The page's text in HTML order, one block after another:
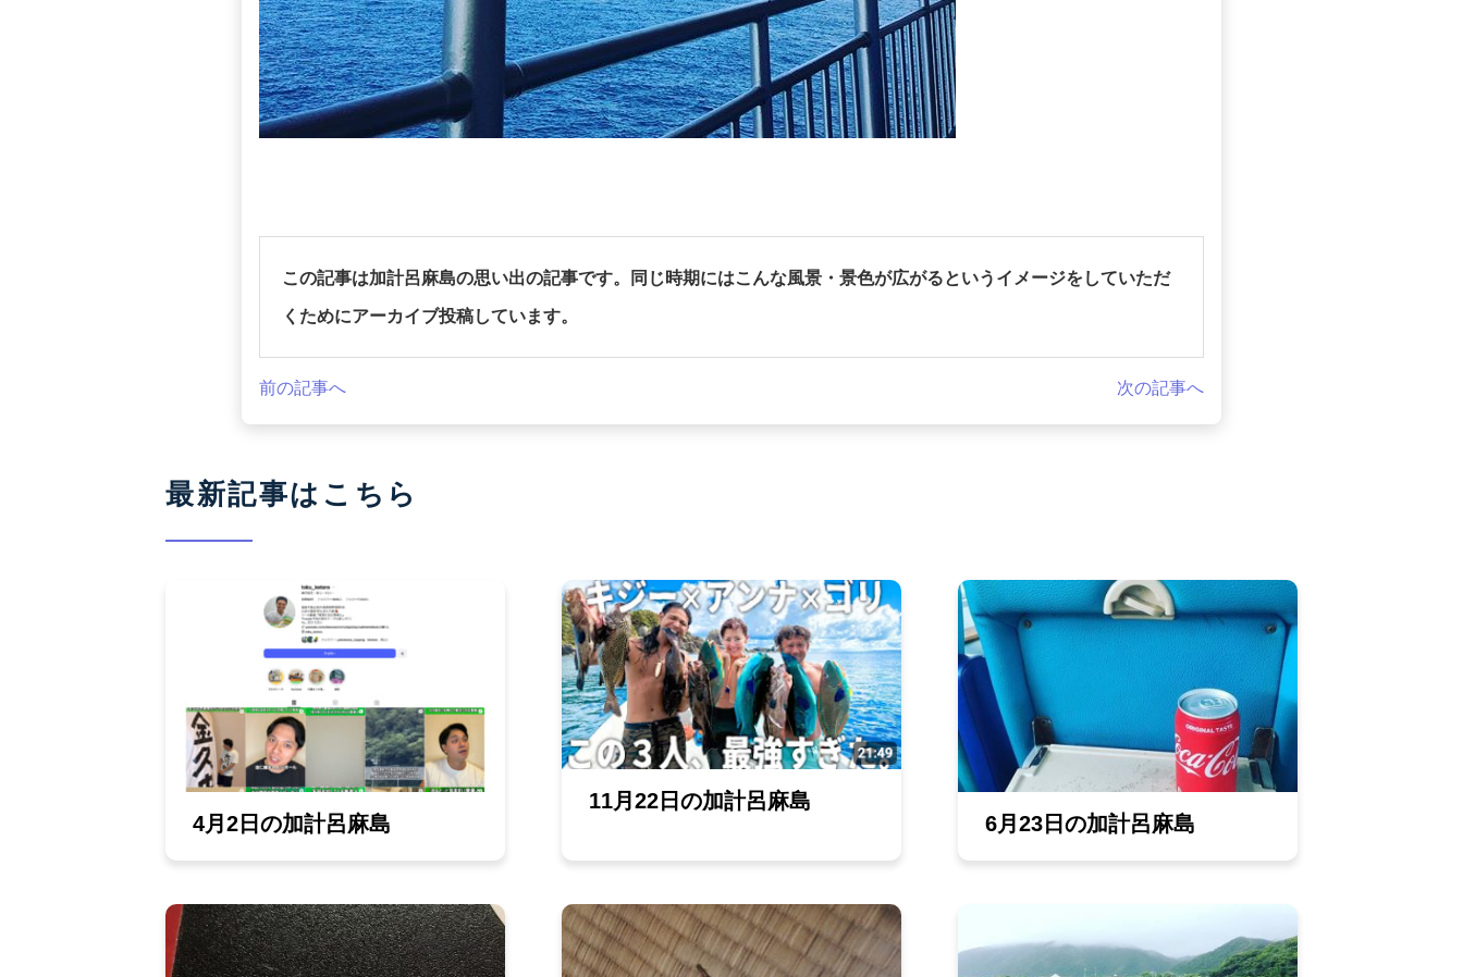
この記事は加計呂麻島の思い出の記事です。同じ時期にはこんな風景・景色が広がるというイメージをしていただ
くためにアーカイブ投稿しています。
前の記事へ 次の記事へ
最新記事はこちら
4月2日の加計呂麻島
11月22日の加計呂麻島
6月23日の加計呂麻島